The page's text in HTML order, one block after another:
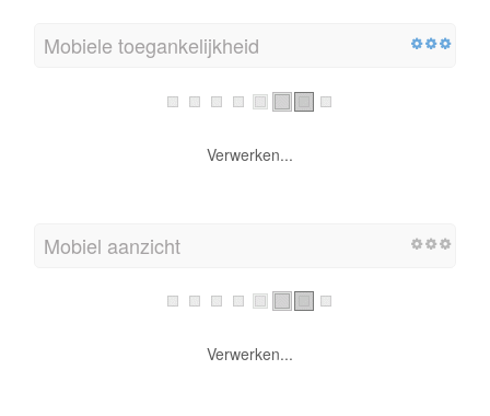
Mobiele toegankelijkheid
Verwerken...
Mobiel aanzicht
Verwerken...